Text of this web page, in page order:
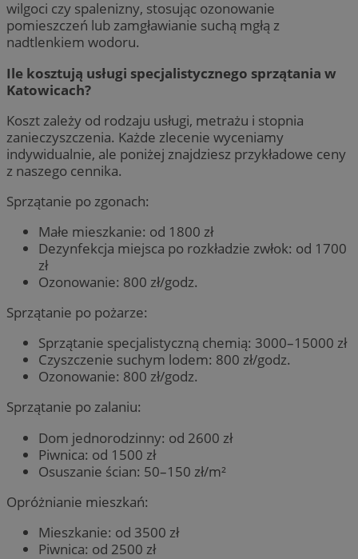
wilgoci czy spalenizny, stosując ozonowanie
pomieszczeń lub zamgławianie suchą mgłą z
nadtlenkiem wodoru.
Ile kosztują usługi specjalistycznego sprzątania w
Katowicach?
Koszt zależy od rodzaju usługi, metrażu i stopnia
zanieczyszczenia. Każde zlecenie wyceniamy
indywidualnie, ale poniżej znajdziesz przykładowe ceny
z naszego cennika.
Sprzątanie po zgonach:
Małe mieszkanie: od 1800 zł
Dezynfekcja miejsca po rozkładzie zwłok: od 1700
zł
Ozonowanie: 800 zł/godz.
Sprzątanie po pożarze:
Sprzątanie specjalistyczną chemią: 3000–15000 zł
Czyszczenie suchym lodem: 800 zł/godz.
Ozonowanie: 800 zł/godz.
Sprzątanie po zalaniu:
Dom jednorodzinny: od 2600 zł
Piwnica: od 1500 zł
Osuszanie ścian: 50–150 zł/m²
Opróżnianie mieszkań:
Mieszkanie: od 3500 zł
Piwnica: od 2500 zł